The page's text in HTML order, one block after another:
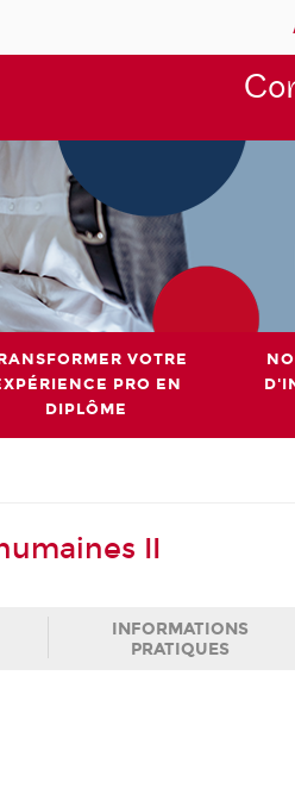
VOTRE
PRO EN
DIPLÔME
II
INFORMATIONS
PRATIQUES